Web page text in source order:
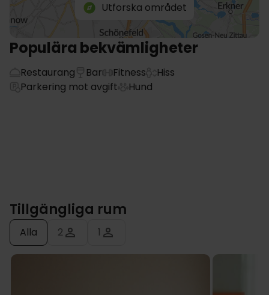
Utforska området
Populära bekvämligheter
Restaurang Bar Fitness
Hiss
Parkering mot avgift
Hund
Tillgängliga rum
Alla 2 1